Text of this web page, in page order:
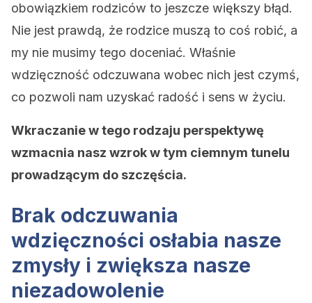
obowiązkiem rodziców to jeszcze większy błąd.
Nie jest prawdą, że rodzice muszą to coś robić, a
my nie musimy tego doceniać. Właśnie
wdzięczność odczuwana wobec nich jest czymś,
co pozwoli nam uzyskać radość i sens w życiu.
Wkraczanie w tego rodzaju perspektywę
wzmacnia nasz wzrok w tym ciemnym tunelu
prowadzącym do szczęścia.
Brak odczuwania
wdzięczności osłabia nasze
zmysły i zwiększa nasze
niezadowolenie